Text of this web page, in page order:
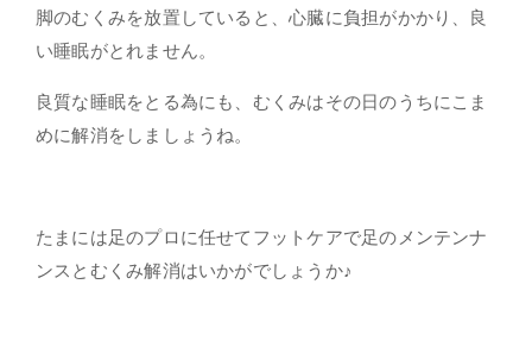
脚のむくみを放置していると、心臓に負担がかかり、良
い睡眠がとれません。
良質な睡眠をとる為にも、むくみはその日のうちにこま
めに解消をしましょうね。
たまには足のプロに任せて フットケアで足のメンテンナ
ンスとむくみ解消はいかがでしょうか♪